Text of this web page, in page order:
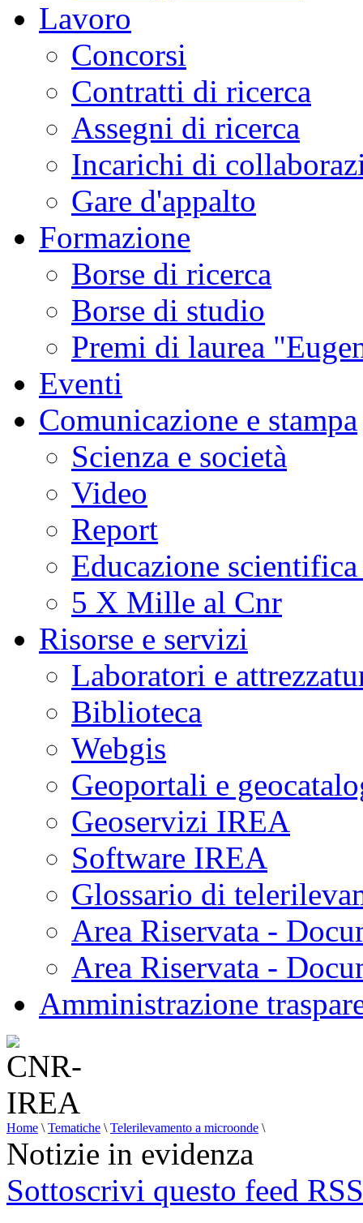
Lavoro
Concorsi
Contratti di ricerca
Assegni di ricerca
Incarichi di
Gare d'appalto
Formazione
Borse di ricerca
Borse di studio
Premi di laurea
Eventi
Comunicazione e stampa
Scienza e società
Video
Report
Educazione
5 X Mille al Cnr
Risorse e servizi
Laboratori e
Biblioteca
Webgis
Geoportali e
Geoservizi IREA
Software IREA
Glossario di
Area Riservata -
Area Riservata -
Amministrazione
Home \ Tematiche \ Telerilevamento a microonde \
Notizie in evidenza
Sottoscrivi questo feed RSS